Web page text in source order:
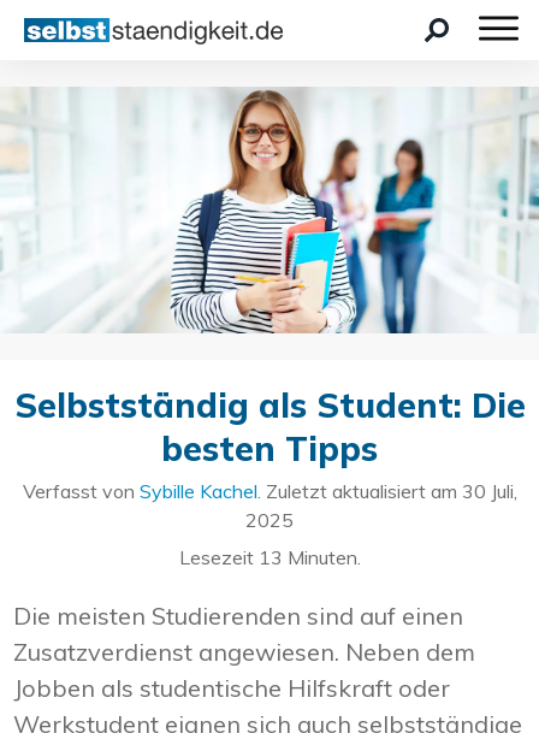
Selbstständig als Student: Die
besten Tipps
Verfasst von Sybille Kachel. Zuletzt aktualisiert am 30 Juli,
2025
Lesezeit 13 Minuten.
Die meisten Studierenden sind auf einen
Zusatzverdienst angewiesen. Neben dem
Jobben als studentische Hilfskraft oder
Werkstudent eignen sich auch selbstständige